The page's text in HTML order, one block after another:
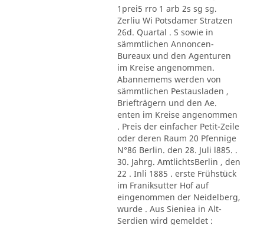
1prei5 rro 1 arb 2s sg sg.
Zerliu Wi Potsdamer Stratzen
26d. Quartal . S sowie in
sämmtlichen Annoncen-
Bureaux und den Agenturen
im Kreise angenommen.
Abannemems werden von
sämmtlichen Pestausladen ,
Briefträgern und den Ae.
enten im Kreise angenommen
. Preis der einfacher Petit-Zeile
oder deren Raum 20 Pfennige
N°86 Berlin. den 28. Juli l885. .
30. Jahrg. AmtlichtsBerlin , den
22 . Inli 1885 . erste Frühstück
im Franiksutter Hof auf
eingenommen der Neidelberg,
wurde . Aus Sieniea in Alt-
Serdien wird gemeldet :